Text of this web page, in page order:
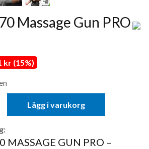
Massage Gun PRO
kr (15%)
Lägg i varukorg
MASSAGE GUN PRO –